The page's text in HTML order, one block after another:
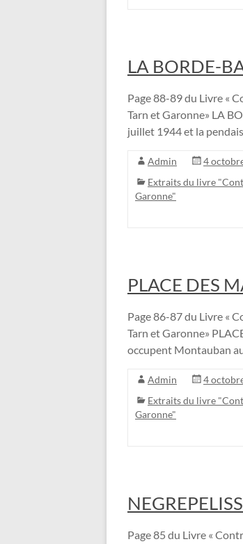
LA BORDE-
Page 88-89 du Livre «
Tarn et Garonne» LA
juillet 1944 et la
Admin
4
Extraits du livre
Garonne"
PLACE DES
Page 86-87 du Livre «
Tarn et Garonne»
occupent Montauban
Admin
4
Extraits du livre
Garonne"
Page 85 du Livre «